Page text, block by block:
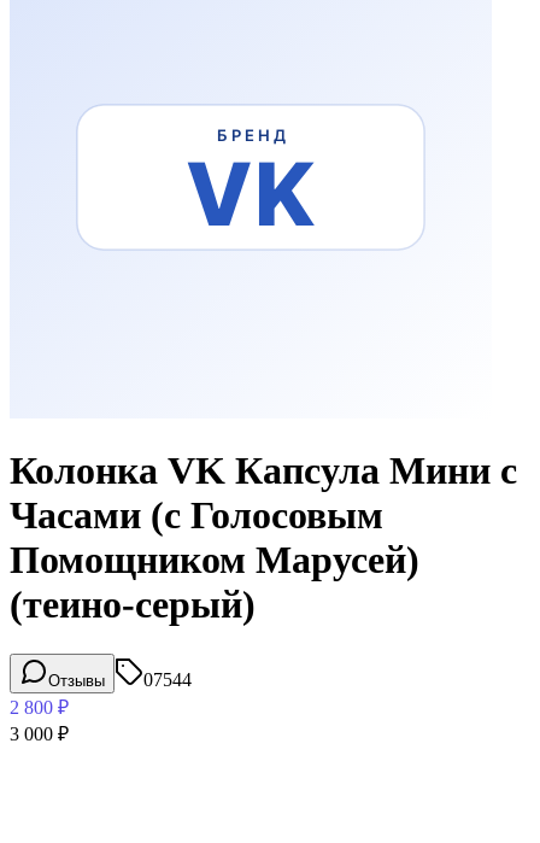
Колонка VK Капсула Мини с
Часами (с Голосовым
Помощником Марусей)
(теино-серый)
Отзывы
07544
2 800 ₽
3 000 ₽